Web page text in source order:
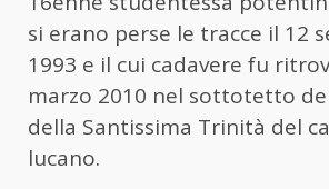
si erano perse le tracce il 12
1993 e il cui cadavere fu
marzo 2010 nel sottotetto
della Santissima Trinità del
lucano.